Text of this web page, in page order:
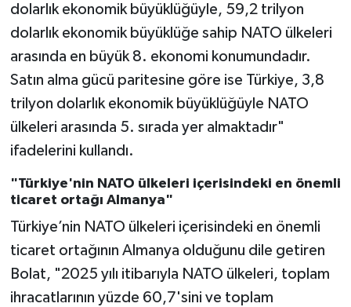
dolarlık ekonomik büyüklüğüyle, 59,2 trilyon
dolarlık ekonomik büyüklüğe sahip NATO ülkeleri
arasında en büyük 8. ekonomi konumundadır.
Satın alma gücü paritesine göre ise Türkiye, 3,8
trilyon dolarlık ekonomik büyüklüğüyle NATO
ülkeleri arasında 5. sırada yer almaktadır"
ifadelerini kullandı.
"Türkiye'nin NATO ülkeleri içerisindeki en önemli
ticaret ortağı Almanya"
Türkiye’nin NATO ülkeleri içerisindeki en önemli
ticaret ortağının Almanya olduğunu dile getiren
Bolat, "2025 yılı itibarıyla NATO ülkeleri, toplam
ihracatlarının yüzde 60,7'sini ve toplam